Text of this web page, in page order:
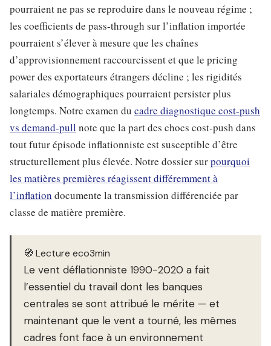
pourraient ne pas se reproduire dans le nouveau régime ;
les coefficients de pass-through sur l’inflation importée
pourraient s’élever à mesure que les chaînes
d’approvisionnement raccourcissent et que le pricing
power des exportateurs étrangers décline ; les rigidités
salariales démographiques pourraient persister plus
longtemps. Notre examen du cadre diagnostique cost-push
vs demand-pull note que la part des chocs cost-push dans
tout futur épisode inflationniste est susceptible d’être
structurellement plus élevée. Notre dossier surpourquoi
les matières premières réagissent différemment à
l’inflation documente la transmission différenciée par
classe de matière première.
🧭 Lecture eco3min
Le vent déflationniste 1990-2020 a fait
l’essentiel du travail dont les banques
centrales se sont attribué le mérite — et
maintenant que le vent a tourné, les mêmes
cadres font face à un environnement